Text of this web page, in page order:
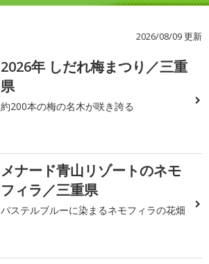
2026/08/09 更新
2026年 しだれ梅まつり／三重
県
約200本の梅の名木が咲き誇る
メナード青山リゾートのネモ
フィラ／三重県
パステルブルーに染まるネモフィラの花畑